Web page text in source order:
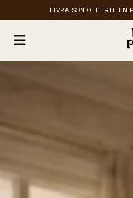
LIVRAISON OFFERTE EN